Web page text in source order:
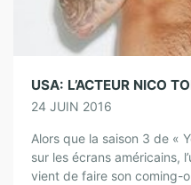
24 JUIN 2016
Alors que la saison 3 de «
sur les écrans américains,
vient de faire son coming-